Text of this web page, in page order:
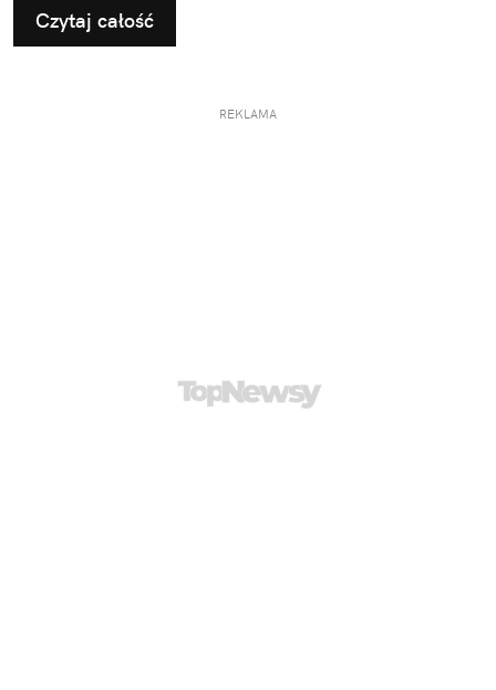
Czytaj całość
REKLAMA